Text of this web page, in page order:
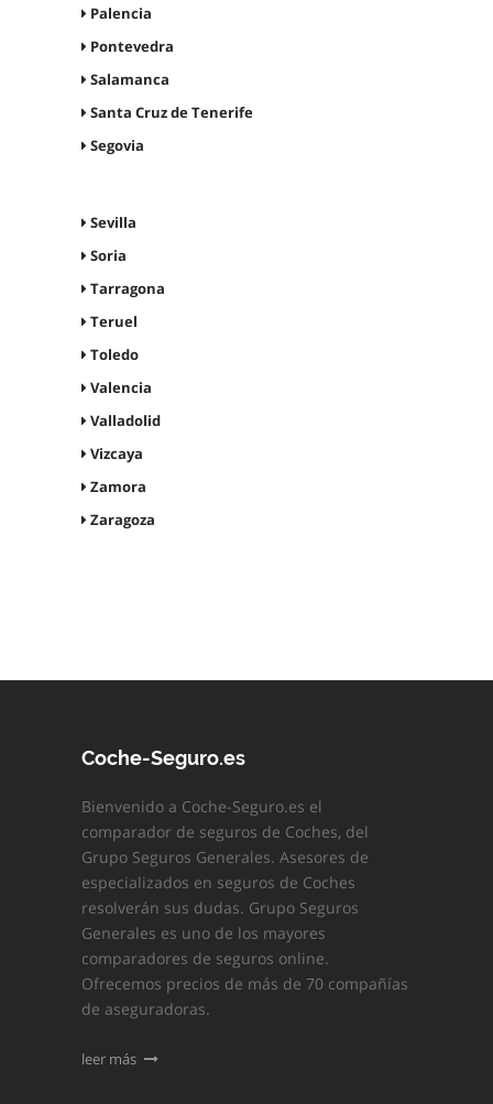
Palencia
Pontevedra
Salamanca
Santa Cruz de Tenerife
Segovia
Sevilla
Soria
Tarragona
Teruel
Toledo
Valencia
Valladolid
Vizcaya
Zamora
Zaragoza
Coche-Seguro.es
Bienvenido a Coche-Seguro.es el
comparador de seguros de Coches, del
Grupo Seguros Generales. Asesores de
especializados en seguros de Coches
resolverán sus dudas. Grupo Seguros
Generales es uno de los mayores
comparadores de seguros online.
Ofrecemos precios de más de 70 compañías
de aseguradoras.
leer más